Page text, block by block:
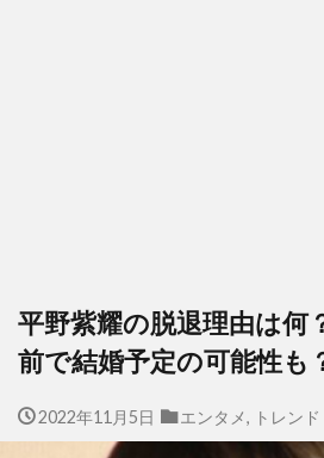
平野紫耀の脱退理由は何
前で結婚予定の可能性も
2022年11月5日 エンタメ, トレンド